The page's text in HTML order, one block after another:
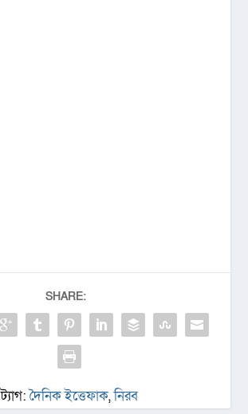
SHARE:
ট্যাগ:দৈনিক ইত্তেফাক,নিরব